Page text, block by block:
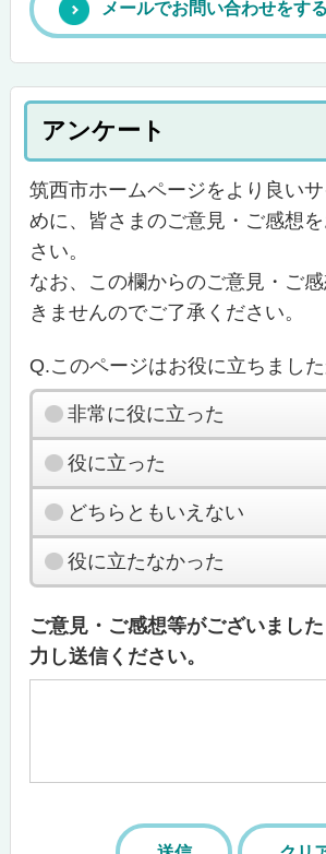
メールでお問い合わせをする
アンケート
筑西市ホームページをより良い
めに、皆さまのご意見・ご感想
さい。
なお、この欄からのご意見・ご
きませんのでご了承ください。
Q.このページはお役に立ちました
非常に役に立った
役に立った
どちらともいえない
役に立たなかった
ご意見・ご感想等がございまし
力し送信ください。